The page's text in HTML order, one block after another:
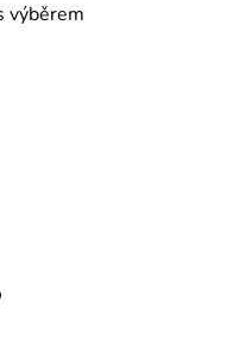
výběrem